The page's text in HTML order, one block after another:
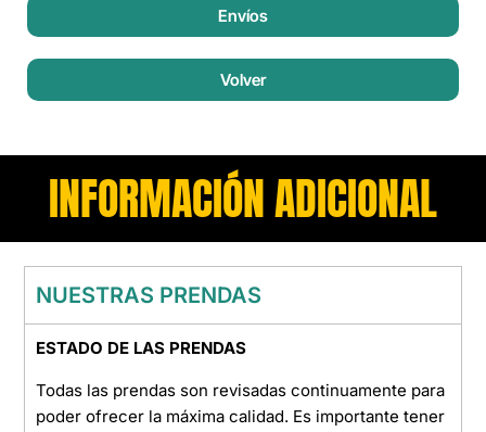
Envíos
Volver
INFORMACIÓN ADICIONAL
NUESTRAS PRENDAS
ESTADO DE LAS PRENDAS
Todas las prendas son revisadas continuamente para
poder ofrecer la máxima calidad. Es importante tener